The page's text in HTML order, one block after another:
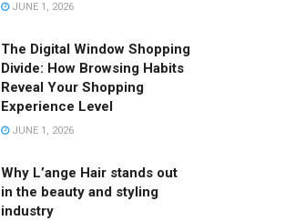
JUNE 1, 2026
The Digital Window Shopping
Divide: How Browsing Habits
Reveal Your Shopping
Experience Level
JUNE 1, 2026
Why L’ange Hair stands out
in the beauty and styling
industry